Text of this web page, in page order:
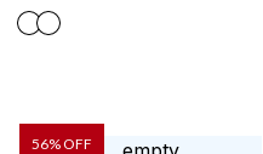
56% OFF